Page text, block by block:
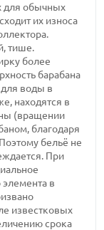
для обычных
их износа
тише.
более
барабана
воды в
находятся в
(вращении
благодаря
бельё не
При
в
известковых
срока